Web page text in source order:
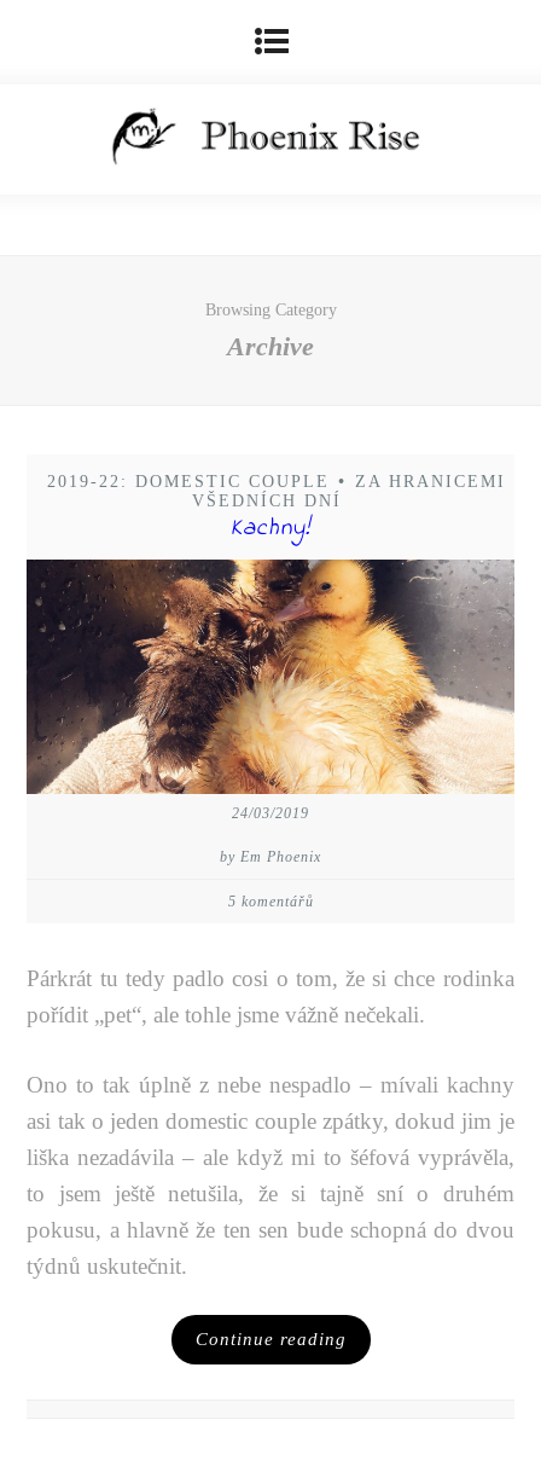
Browsing Category
Archive
2019-22: DOMESTIC COUPLE •
ZA HRANICEMI
VŠEDNÍCH DNÍ
Kachny!
24/03/2019
by Em Phoenix
5 komentářů
Párkrát tu tedy padlo cosi o tom, že si chce rodinka
pořídit „pet“, ale tohle jsme vážně nečekali.
Ono to tak úplně z nebe nespadlo – mívali kachny
asi tak o jeden domestic couple zpátky, dokud jim je
liška nezadávila – ale když mi to šéfová vyprávěla,
to jsem ještě netušila, že si tajně sní o druhém
pokusu, a hlavně že ten sen bude schopná do dvou
týdnů uskutečnit.
Continue reading